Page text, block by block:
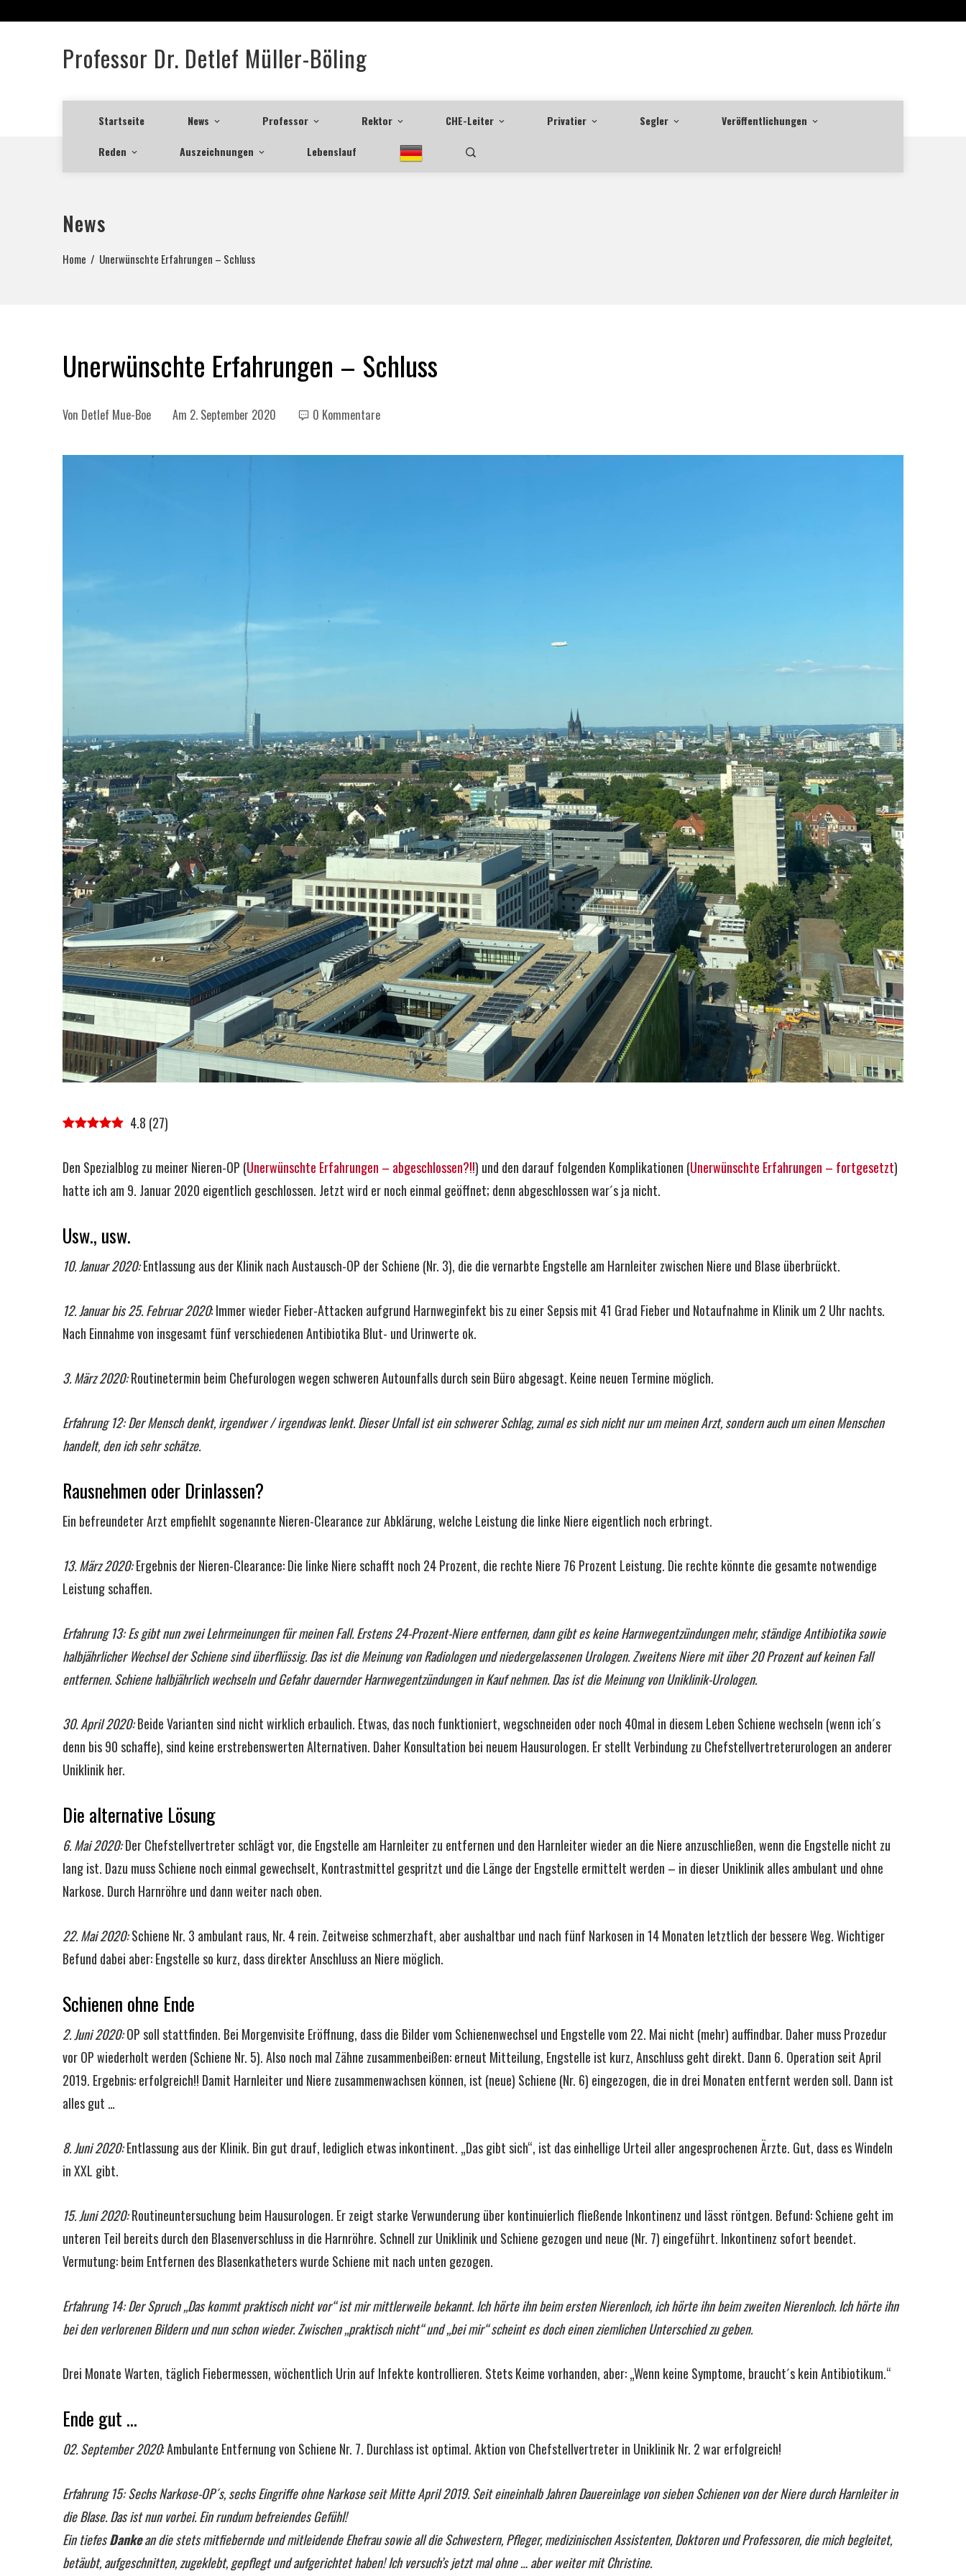
Professor Dr. Detlef Müller-Böling
Startseite News Professor Rektor CHE-Leiter Privatier Segler Veröffentlichungen
Reden Auszeichnungen Lebenslauf
News
Home Unerwünschte Erfahrungen – Schluss
Unerwünschte Erfahrungen – Schluss
Von Detlef Mue-Boe Am 2. September 2020 0 Kommentare
4.8 (27)
Den Spezialblog zu meiner Nieren-OP (Unerwünschte Erfahrungen – abgeschlossen?!!) und den darauf folgenden Komplikationen (Unerwünschte Erfahrungen – fortgesetzt)
hatte ich am 9. Januar 2020 eigentlich geschlossen. Jetzt wird er noch einmal geöffnet; denn abgeschlossen war´s ja nicht.
Usw., usw.
10. Januar 2020:Entlassung aus der Klinik nach Austausch-OP der Schiene (Nr. 3), die die vernarbte Engstelle am Harnleiter zwischen Niere und Blase überbrückt.
12. Januar bis 25. Februar 2020: Immer wieder Fieber-Attacken aufgrund Harnweginfekt bis zu einer Sepsis mit 41 Grad Fieber und Notaufnahme in Klinik um 2 Uhr nachts.
Nach Einnahme von insgesamt fünf verschiedenen Antibiotika Blut- und Urinwerte ok.
3. März 2020:Routinetermin beim Chefurologen wegen schweren Autounfalls durch sein Büro abgesagt. Keine neuen Termine möglich.
Erfahrung 12: Der Mensch denkt, irgendwer / irgendwas lenkt. Dieser Unfall ist ein schwerer Schlag, zumal es sich nicht nur um meinen Arzt, sondern auch um einen Menschen
handelt, den ich sehr schätze.
Rausnehmen oder Drinlassen?
Ein befreundeter Arzt empfiehlt sogenannte Nieren-Clearance zur Abklärung, welche Leistung die linke Niere eigentlich noch erbringt.
13. März 2020:Ergebnis der Nieren-Clearance: Die linke Niere schafft noch 24 Prozent, die rechte Niere 76 Prozent Leistung. Die rechte könnte die gesamte notwendige
Leistung schaffen.
Erfahrung 13: Es gibt nun zwei Lehrmeinungen für meinen Fall. Erstens 24-Prozent-Niere entfernen, dann gibt es keine Harnwegentzündungen mehr, ständige Antibiotika sowie
halbjährlicher Wechsel der Schiene sind überflüssig. Das ist die Meinung von Radiologen und niedergelassenen Urologen.Zweitens Niere mit über 20 Prozent auf keinen Fall
entfernen.Schiene halbjährlich wechseln und Gefahr dauernder Harnwegentzündungen in Kauf nehmen. Das ist die Meinung von Uniklinik-Urologen.
30. April 2020:Beide Varianten sind nicht wirklich erbaulich. Etwas, das noch funktioniert, wegschneiden oder noch 40mal in diesem Leben Schiene wechseln (wenn ich´s
denn bis 90 schaffe), sind keine erstrebenswerten Alternativen. Daher Konsultation bei neuem Hausurologen. Er stellt Verbindung zu Chefstellvertreterurologen an anderer
Uniklinik her.
Die alternative Lösung
6. Mai 2020:Der Chefstellvertreter schlägt vor, die Engstelle am Harnleiter zu entfernen und den Harnleiter wieder an die Niere anzuschließen, wenn die Engstelle nicht zu
lang ist. Dazu muss Schiene noch einmal gewechselt, Kontrastmittel gespritzt und die Länge der Engstelle ermittelt werden – in dieser Uniklinik alles ambulant und ohne
Narkose. Durch Harnröhre und dann weiter nach oben.
22. Mai 2020:Schiene Nr. 3 ambulant raus, Nr. 4 rein. Zeitweise schmerzhaft, aber aushaltbar und nach fünf Narkosen in 14 Monaten letztlich der bessere Weg. Wichtiger
Befund dabei aber: Engstelle so kurz, dass direkter Anschluss an Niere möglich.
Schienen ohne Ende
2. Juni 2020:OP soll stattfinden. Bei Morgenvisite Eröffnung, dass die Bilder vom Schienenwechsel und Engstelle vom 22. Mai nicht (mehr) auffindbar. Daher muss Prozedur
vor OP wiederholt werden (Schiene Nr. 5). Also noch mal Zähne zusammenbeißen: erneut Mitteilung, Engstelle ist kurz, Anschluss geht direkt. Dann 6. Operation seit April
2019. Ergebnis: erfolgreich!! Damit Harnleiter und Niere zusammenwachsen können, ist (neue) Schiene (Nr. 6) eingezogen, die in drei Monaten entfernt werden soll. Dann ist
alles gut …
8. Juni 2020:Entlassung aus der Klinik. Bin gut drauf, lediglich etwas inkontinent. „Das gibt sich“, ist das einhellige Urteil aller angesprochenen Ärzte. Gut, dass es Windeln
in XXL gibt.
15. Juni 2020:Routineuntersuchung beim Hausurologen. Er zeigt starke Verwunderung über kontinuierlich fließende Inkontinenz und lässt röntgen. Befund: Schiene geht im
unteren Teil bereits durch den Blasenverschluss in die Harnröhre. Schnell zur Uniklinik und Schiene gezogen und neue (Nr. 7) eingeführt. Inkontinenz sofort beendet.
Vermutung: beim Entfernen des Blasenkatheters wurde Schiene mit nach unten gezogen.
Erfahrung 14: Der Spruch „Das kommt praktisch nicht vor“ ist mir mittlerweile bekannt. Ich hörte ihn beim ersten Nierenloch, ich hörte ihn beim zweiten Nierenloch. Ich hörte ihn
bei den verlorenen Bildern und nun schon wieder. Zwischen „praktisch nicht“ und „bei mir“ scheint es doch einen ziemlichen Unterschied zu geben.
Drei Monate Warten, täglich Fiebermessen, wöchentlich Urin auf Infekte kontrollieren. Stets Keime vorhanden, aber: „Wenn keine Symptome, braucht´s kein Antibiotikum.“
Ende gut …
02. September 2020: Ambulante Entfernung von Schiene Nr. 7. Durchlass ist optimal. Aktion von Chefstellvertreter in Uniklinik Nr. 2 war erfolgreich!
Erfahrung 15: Sechs Narkose-OP´s, sechs Eingriffe ohne Narkose seit Mitte April 2019. Seit eineinhalb Jahren Dauereinlage von sieben Schienen von der Niere durch Harnleiter in
die Blase. Das ist nun vorbei. Ein rundum befreiendes Gefühl!
Ein tiefesDankean die stets mitfiebernde und mitleidende Ehefrau sowie all die Schwestern, Pfleger, medizinischen Assistenten, Doktoren und Professoren, die mich begleitet,
betäubt, aufgeschnitten, zugeklebt, gepflegt und aufgerichtet haben! Ich versuch’s jetzt mal ohne … aber weiter mit Christine.